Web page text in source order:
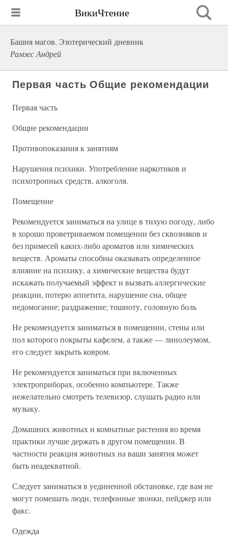
ВикиЧтение
Башня магов. Эзотерический дневник
Рамзес Андрей
Первая часть Общие рекомендации
Первая часть
Общие рекомендации
Противопоказания к занятиям
Нарушения психики. Употребление наркотиков и
психотропных средств, алкоголя.
Помещение
Рекомендуется заниматься на улице в тихую погоду, либо
в хорошо проветриваемом помещении без сквозняков и
без примесей каких-либо ароматов или химических
веществ. Ароматы способны оказывать определенное
влияние на психику, а химические вещества будут
искажать получаемый эффект и вызвать аллергические
реакции, потерю аппетита, нарушение сна, общее
недомогание; раздражение; тошноту, головную боль
Не рекомендуется заниматься в помещении, стены или
пол которого покрыты кафелем, а также — линолеумом,
его следует закрыть ковром.
Не рекомендуется заниматься при включенных
электроприборах, особенно компьютере. Также
нежелательно смотреть телевизор, слушать радио или
музыку.
Домашних животных и комнатные растения во время
практики лучше держать в другом помещении. В
частности реакция животных на ваши занятия может
быть неадекватной.
Следует заниматься в уединенной обстановке, где вам не
могут помешать люди, телефонные звонки, пейджер или
факс.
Одежда